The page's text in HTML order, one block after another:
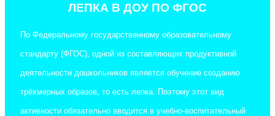
ЛЕПКА В ДОУ ПО ФГОС
По Федеральному государственному образовательному
стандарту (ФГОС), одной из составляющих продуктивной
деятельности дошкольников является обучение созданию
трёхмерных образов, то есть лепка. Поэтому этот вид
активности обязательно вводится в учебно-воспитательный